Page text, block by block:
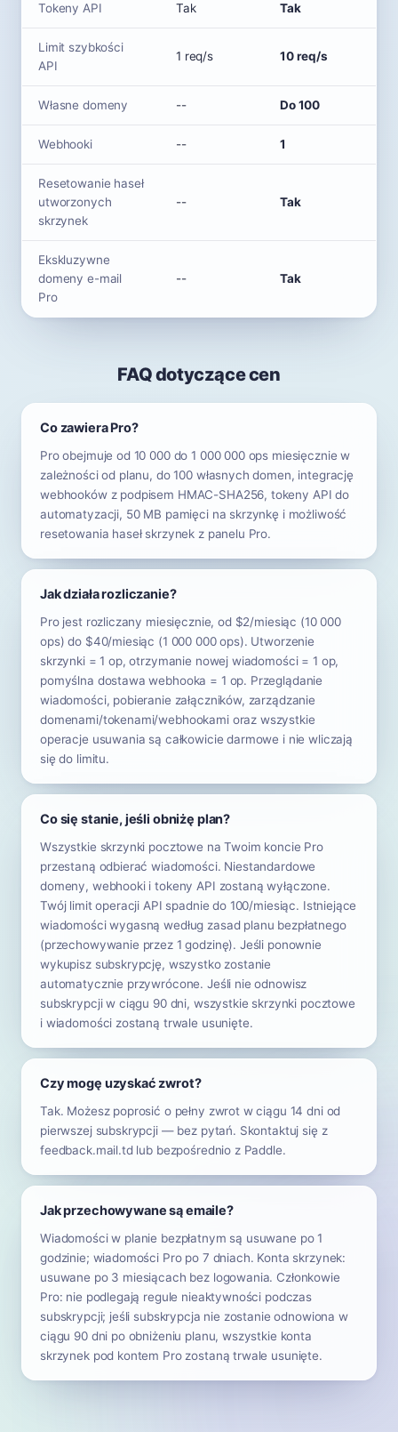
Tokeny API Tak Tak
Limit szybkości
API
1 req/s 10 req/s
Własne domeny -- Do 100
Webhooki -- 1
Resetowanie haseł
utworzonych
skrzynek
-- Tak
Ekskluzywne
domeny e-mail
Pro
-- Tak
FAQ dotyczące cen
Co zawiera Pro?
Pro obejmuje od 10 000 do 1 000 000 ops miesięcznie w
zależności od planu, do 100 własnych domen, integrację
webhooków z podpisem HMAC-SHA256, tokeny API do
automatyzacji, 50 MB pamięci na skrzynkę i możliwość
resetowania haseł skrzynek z panelu Pro.
Jak działa rozliczanie?
Pro jest rozliczany miesięcznie, od $2/miesiąc (10 000
ops) do $40/miesiąc (1 000 000 ops). Utworzenie
skrzynki = 1 op, otrzymanie nowej wiadomości = 1 op,
pomyślna dostawa webhooka = 1 op. Przeglądanie
wiadomości, pobieranie załączników, zarządzanie
domenami/tokenami/webhookami oraz wszystkie
operacje usuwania są całkowicie darmowe i nie wliczają
się do limitu.
Co się stanie, jeśli obniżę plan?
Wszystkie skrzynki pocztowe na Twoim koncie Pro
przestaną odbierać wiadomości. Niestandardowe
domeny, webhooki i tokeny API zostaną wyłączone.
Twój limit operacji API spadnie do 100/miesiąc. Istniejące
wiadomości wygasną według zasad planu bezpłatnego
(przechowywanie przez 1 godzinę). Jeśli ponownie
wykupisz subskrypcję, wszystko zostanie
automatycznie przywrócone. Jeśli nie odnowisz
subskrypcji w ciągu 90 dni, wszystkie skrzynki pocztowe
i wiadomości zostaną trwale usunięte.
Czy mogę uzyskać zwrot?
Tak. Możesz poprosić o pełny zwrot w ciągu 14 dni od
pierwszej subskrypcji — bez pytań. Skontaktuj się z
feedback.mail.td lub bezpośrednio z Paddle.
Jak przechowywane są emaile?
Wiadomości w planie bezpłatnym są usuwane po 1
godzinie; wiadomości Pro po 7 dniach. Konta skrzynek:
usuwane po 3 miesiącach bez logowania. Członkowie
Pro: nie podlegają regule nieaktywności podczas
subskrypcji; jeśli subskrypcja nie zostanie odnowiona w
ciągu 90 dni po obniżeniu planu, wszystkie konta
skrzynek pod kontem Pro zostaną trwale usunięte.